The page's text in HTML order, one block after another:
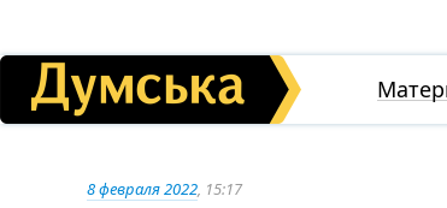
8 февраля 2022, 15:17